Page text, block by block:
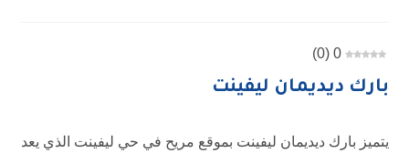
0
(
0
)
بارك ديديمان ليفينت
يتميز بارك ديديمان ليفينت بموقع مريح في حي ليفينت الذي يعد